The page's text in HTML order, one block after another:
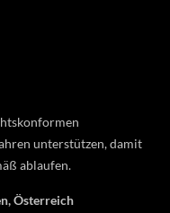
unterstützen, damit
ablaufen.
Österreich